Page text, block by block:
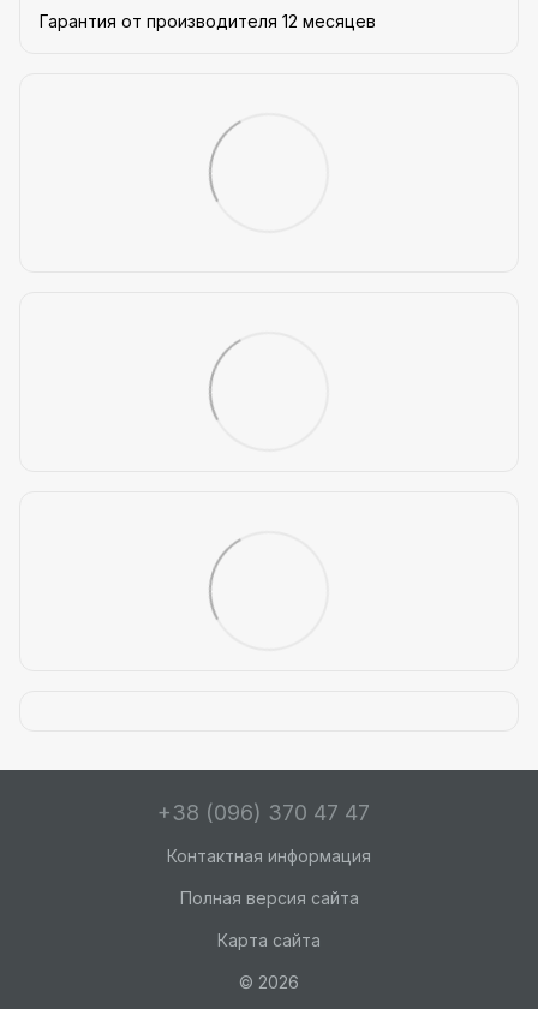
Гарантия от производителя 12 месяцев
+38 (096) 370 47 47
Контактная информация
Полная версия сайта
Карта сайта
© 2026